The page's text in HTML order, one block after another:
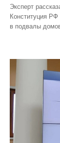
Эксперт
Конституция
в подвалы